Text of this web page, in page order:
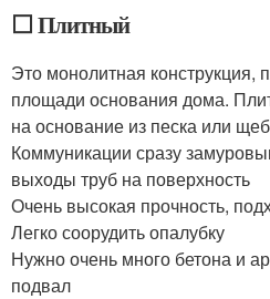
⬜️ Плитный
Это монолитная конструкция,
площади основания дома.
на основание из песка или
Коммуникации сразу
выходы труб на поверхность
Очень высокая прочность,
Легко соорудить опалубку
Нужно очень много бетона и
подвал